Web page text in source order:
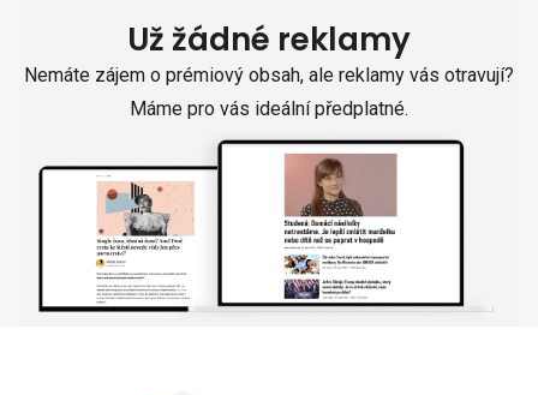
Už žádné reklamy
Nemáte zájem o prémiový obsah, ale reklamy vás otravují?
Máme pro vás ideální předplatné.